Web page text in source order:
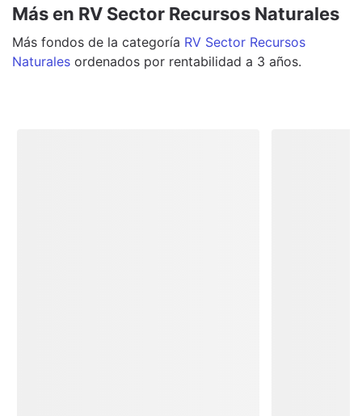
Más en RV Sector Recursos Naturales
Más fondos de la categoría RV Sector Recursos
Naturales ordenados por rentabilidad a 3 años.